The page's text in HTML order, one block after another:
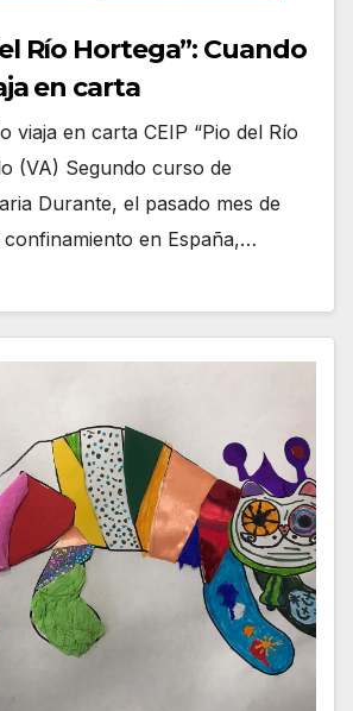
Río Hortega”: Cuando
en carta
viaja en carta CEIP “Pio del Río
(VA) Segundo curso de
Durante, el pasado mes de
en España,…